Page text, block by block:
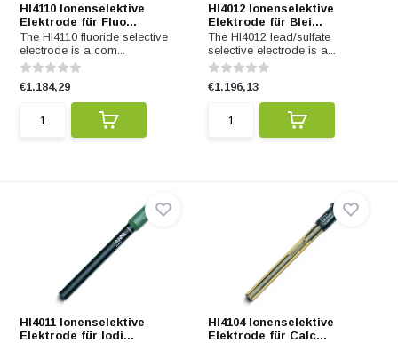
HI4110 Ionenselektive
Elektrode für Fluo...
The HI4110 fluoride selective
electrode is a com...
€1.184,29
HI4012 Ionenselektive
Elektrode für Blei...
The HI4012 lead/sulfate
selective electrode is a...
€1.196,13
HI4011 Ionenselektive
Elektrode für Iodi...
HI4104 Ionenselektive
Elektrode für Calc...